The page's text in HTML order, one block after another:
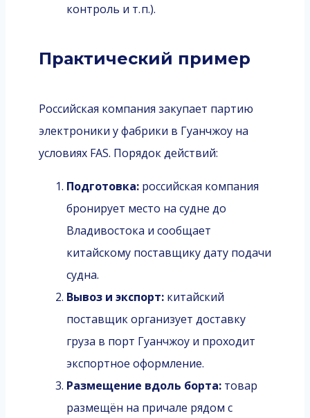
контроль и т. п.).
Практический пример
Российская компания закупает партию
электроники у фабрики в Гуанчжоу на
условиях FAS. Порядок действий:
Подготовка: российская компания
бронирует место на судне до
Владивостока и сообщает
китайскому поставщику дату подачи
судна.
Вывоз и экспорт: китайский
поставщик организует доставку
груза в порт Гуанчжоу и проходит
экспортное оформление.
Размещение вдоль борта: товар
размещён на причале рядом с